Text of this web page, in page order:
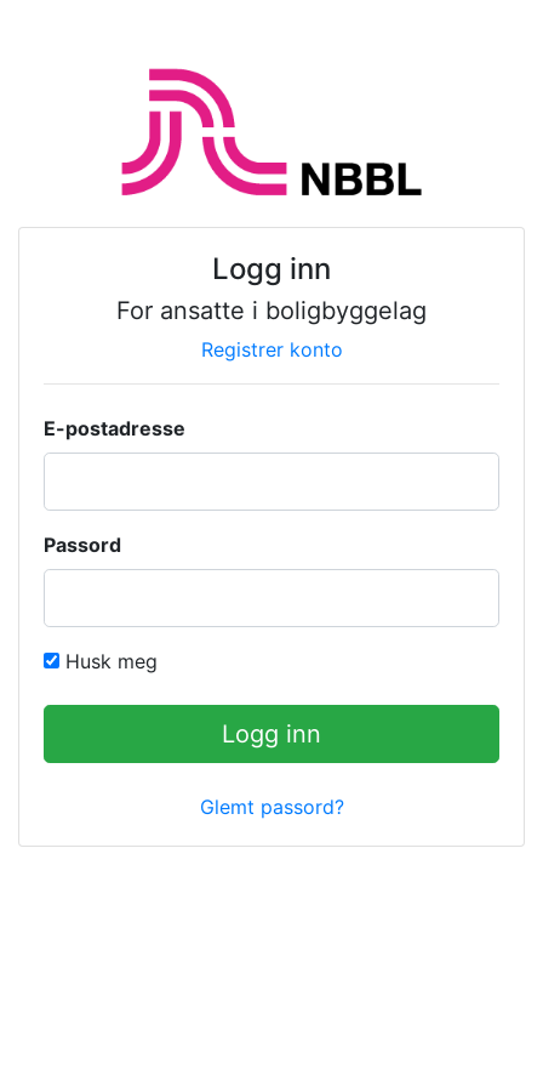
Logg inn
For ansatte i boligbyggelag
Registrer konto
E-postadresse
Passord
Husk meg
Logg inn
Glemt passord?